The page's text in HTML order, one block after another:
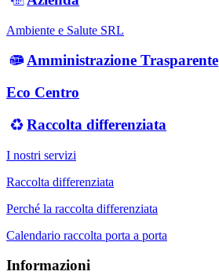
Ambiente e Salute SRL
Amministrazione Trasparente
Eco Centro
Raccolta differenziata
I nostri servizi
Raccolta differenziata
Perché la raccolta differenziata
Calendario raccolta porta a porta
Informazioni